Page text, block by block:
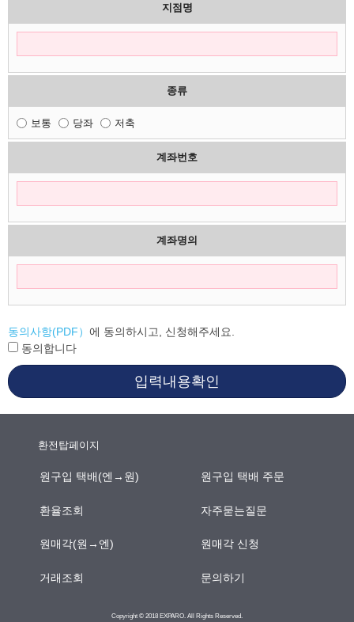
지점명
종류
보통 당좌 저축
계좌번호
계좌명의
동의사항(PDF） 에 동의하시고, 신청해주세요.
동의합니다
입력내용확인
환전탑페이지
원구입 택배(엔→원) 원구입 택배 주문
환율조회 자주묻는질문
원매각(원→엔) 원매각 신청
거래조회 문의하기
Copyright © 2018 EXPARO. All Rights Reserved.